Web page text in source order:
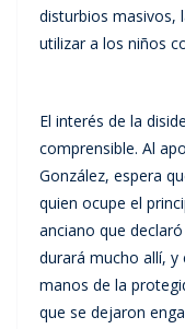
disturbios masivos,
utilizar a los niños
El interés de la
comprensible. Al
González, espera
quien ocupe el
anciano que
durará mucho allí, y
manos de la
que se dejaron